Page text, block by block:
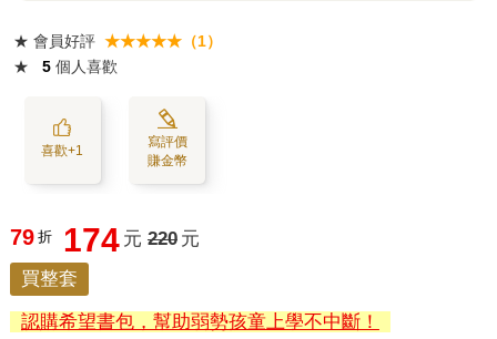
★ 會員好評 ★★★★★（1）
★
5 個人喜歡
喜歡+1
寫評價
賺金幣
79 折 174 元 220 元
買整套
認購希望書包，幫助弱勢孩童上學不中斷！